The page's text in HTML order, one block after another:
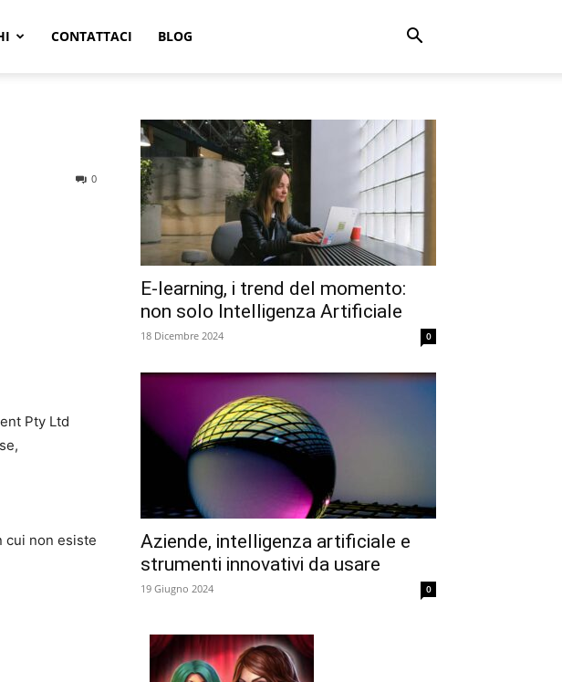
CONTATTACI BLOG
0
Pty Ltd
cui non esiste
E-learning, i trend del momento:
non solo Intelligenza Artificiale
18 Dicembre 2024 0
Aziende, intelligenza artificiale e
strumenti innovativi da usare
19 Giugno 2024 0